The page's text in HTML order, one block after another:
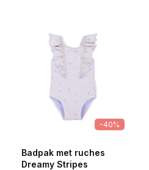
-40%
Badpak met ruches
Dreamy Stripes